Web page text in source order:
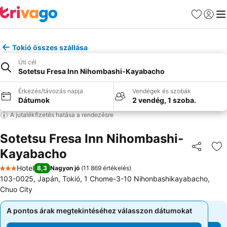
Kedvencek
Tokió összes szállása
Úti cél
Sotetsu Fresa Inn Nihombashi-Kayabacho
Érkezés/távozás napja
Dátumok
Vendégek és szobák
2 vendég, 1 szoba.
A jutalékfizetés hatása a rendezésre
Sotetsu Fresa Inn Nihombashi-
Kayabacho
3 Kategória
Hotel 8,3 Nagyon jó (11 869 értékelés)
103-0025, Japán, Tokió, 1 Chome-3-10 Nihonbashikayabacho,
Chuo City
A pontos árak megtekintéséhez válasszon dátumokat
A pontos árak megtekintéséhez válasszon dátumokat